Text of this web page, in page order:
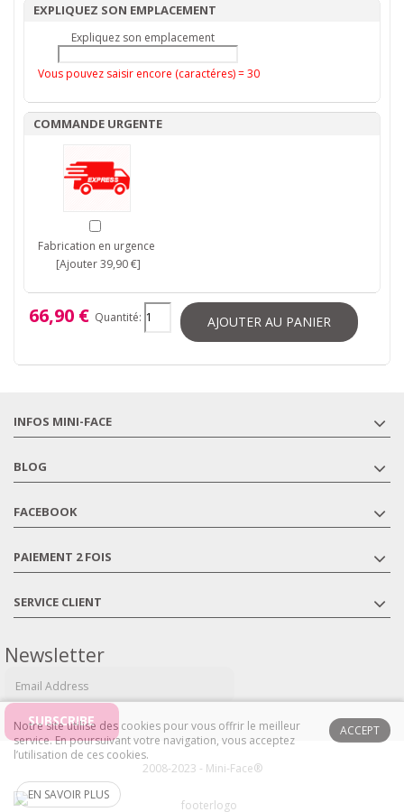
EXPLIQUEZ SON EMPLACEMENT
Expliquez son emplacement
Vous pouvez saisir encore (caractéres) =30
COMMANDE URGENTE
Fabrication en urgence
[Ajouter 39,90 €]
66,90 € Quantité: AJOUTER AU PANIER
INFOS MINI-FACE
BLOG
FACEBOOK
PAIEMENT 2 FOIS
SERVICE CLIENT
Newsletter
2008-2023 - Mini-Face®
ACCEPT
Notre site utilise des cookies pour vous offrir le meilleur
service. En poursuivant votre navigation, vous acceptez
l’utilisation de ces cookies.
EN SAVOIR PLUS